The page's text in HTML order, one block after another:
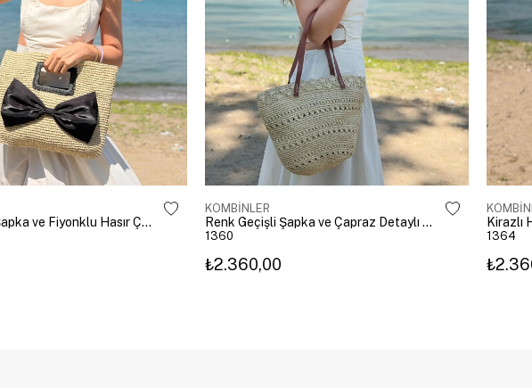
Şerit Desen Şapka ve Fiyonklu Hasır Çanta Kombini Bej
KOMBİNLER
Renk Geçişli Şapka ve Çapraz Detaylı Hasır Çanta Kombini Ekru
1360
₺2.360,00
1364